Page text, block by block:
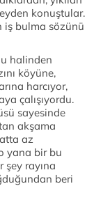
konuştular.
iş bulma sözünü
halinden
köyüne,
harcıyor,
çalışıyordu.
sayesinde
akşama
az
yana bir bu
şey rayına
beri